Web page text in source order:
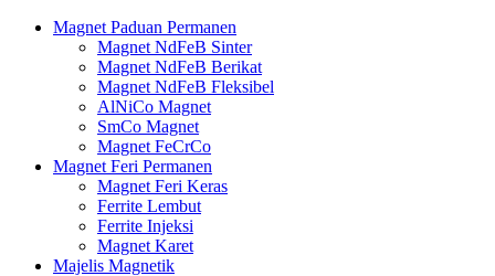
Magnet Paduan Permanen
Magnet NdFeB Sinter
Magnet NdFeB Berikat
Magnet NdFeB Fleksibel
AlNiCo Magnet
SmCo Magnet
Magnet FeCrCo
Magnet Feri Permanen
Magnet Feri Keras
Ferrite Lembut
Ferrite Injeksi
Magnet Karet
Majelis Magnetik